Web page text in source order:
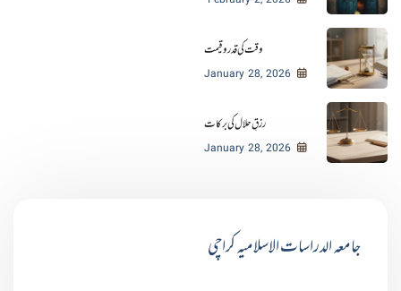
وقت کی قدر و قیمت
January 28, 2026
رزقِ حلال کی برکات
January 28, 2026
جامعہ الدراسات الاسلامیہ کراچی